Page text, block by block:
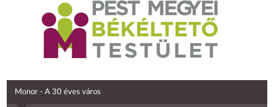
Monor - A 30 éves város